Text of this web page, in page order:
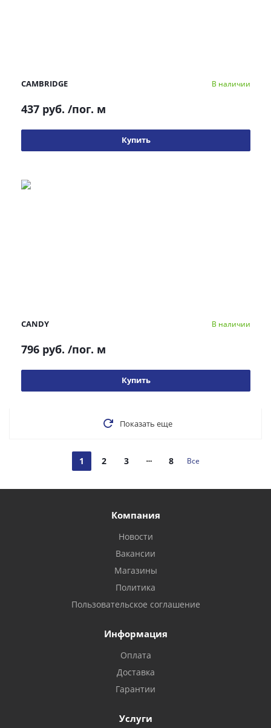
CAMBRIDGE В наличии
437 руб. /пог. м
Купить
CANDY В наличии
796 руб. /пог. м
Купить
Показать еще
1 2 3 8 Все
Компания
Новости
Вакансии
Магазины
Политика
Пользовательское соглашение
Информация
Оплата
Доставка
Гарантии
Услуги